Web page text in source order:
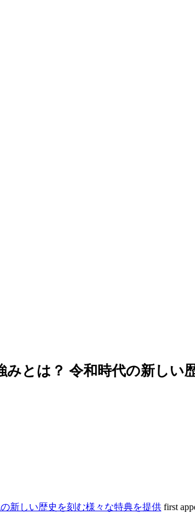
とは？ 令和時代の新しい
新しい歴史を刻む様々な特典を提供 first